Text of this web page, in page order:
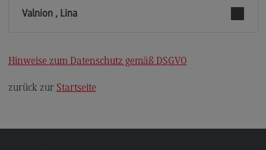
Modulangebot
Intensive Care
Valnion , Lina
Hinweise zum Datenschutz gemäß DSGVO
zurück zur Startseite